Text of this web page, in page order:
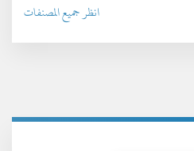
انظر جميع المصنفات